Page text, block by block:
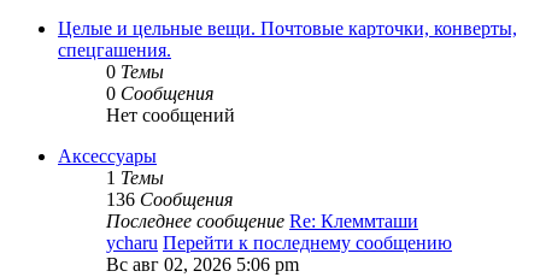
Целые и цельные вещи. Почтовые карточки, конверты,
спецгашения.
0 Темы
0 Сообщения
Нет сообщений
Аксессуары
1 Темы
136 Сообщения
Последнее сообщение Re: Клеммташи
ycharu Перейти к последнему сообщению
Вс авг 02, 2026 5:06 pm